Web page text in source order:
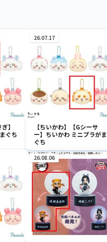
】
ぐち
26.07.17
【ちいかわ】【Gシーサ
ー】ちいかわ ミニプラがま
ぐち
26.08.06